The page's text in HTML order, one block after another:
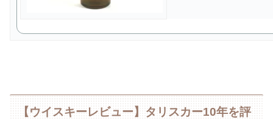
【ウイスキーレビュー】タリスカー10年を評